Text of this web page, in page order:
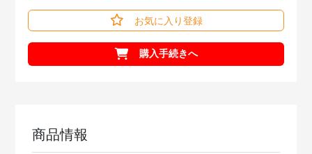
お気に入り登録
購入手続きへ
商品情報